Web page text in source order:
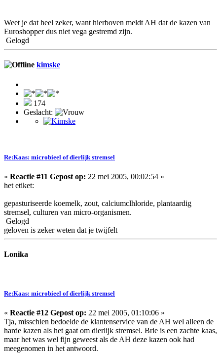
Weet je dat heel zeker, want hierboven meldt AH dat de kazen van
Euroshopper dus niet vega gestremd zijn.
Gelogd
kimske
174
Geslacht:
Re:Kaas: microbieel of dierlijk stremsel
« Reactie #11 Gepost op: 22 mei 2005, 00:02:54 »
het etiket:
gepasturiseerde koemelk, zout, calciumclhloride, plantaardig
stremsel, culturen van micro-organismen.
Gelogd
geloven is zeker weten dat je twijfelt
Lonika
Re:Kaas: microbieel of dierlijk stremsel
« Reactie #12 Gepost op: 22 mei 2005, 01:10:06 »
Tja, misschien bedoelde de klantenservice van de AH wel alleen de
harde kazen als het gaat om dierlijk stremsel. Brie is een zachte kaas,
maar het was wel fijn geweest als de AH deze kazen ook had
meegenomen in het antwoord.